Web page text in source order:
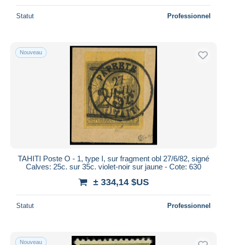
Statut Professionnel
Nouveau
TAHITI Poste O - 1, type I, sur fragment obl 27/6/82, signé
Calves: 25c. sur 35c. violet-noir sur jaune - Cote: 630
± 334,14 $US
Statut Professionnel
Nouveau